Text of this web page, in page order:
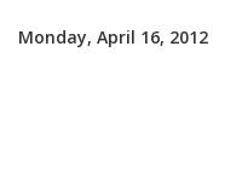
Monday, April 16, 2012